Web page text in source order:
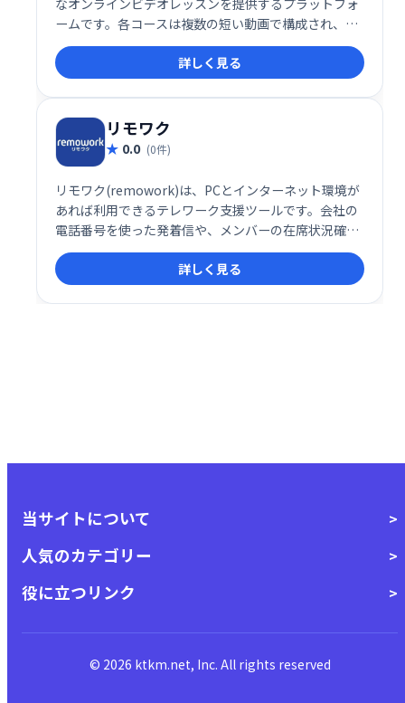
なオンラインビデオレッスンを提供するプラットフォ
ームです。各コースは複数の短い動画で構成され、分
かりやすく、実践的な学習体験を提供します。映画制
作から料理、音楽まで、幅広い分野のコースが用意さ
れており、スキルアップを目指す方におすすめです。
詳しく見る
リモワク
0.0 (0件)
リモワク(remowork)は、PCとインターネット環境が
あれば利用できるテレワーク支援ツールです。会社の
電話番号を使った発着信や、メンバーの在席状況確認
（写真）など、スムーズなテレワークを実現する機能
を提供します。場所を選ばず、効率的な業務遂行をサ
ポートします。
詳しく見る
当サイトについて
人気のカテゴリー
役に立つリンク
© 2026 ktkm.net, Inc. All rights reserved